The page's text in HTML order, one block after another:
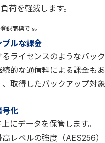
荷を軽減します。
商標です。
プルな課金
ライセンスのようなバック
的な通信料による課金もあ
取得したバックアップ対象
号化
にデータを保管します。
レベルの強度（AES256）